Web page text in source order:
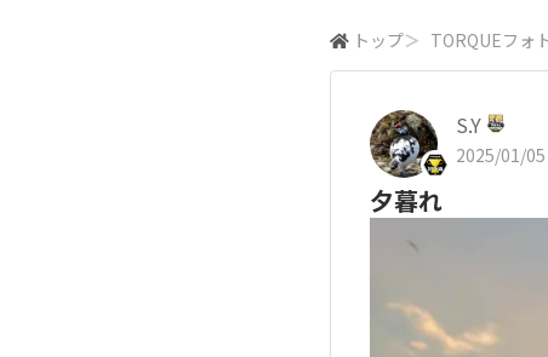
トップ＞ TORQUEフォ
S.Y
2025/01/05
夕暮れ